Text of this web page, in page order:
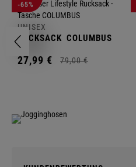
-65%
UNISEX
RUCKSACK COLUMBUS
27,99 € 79,00 €